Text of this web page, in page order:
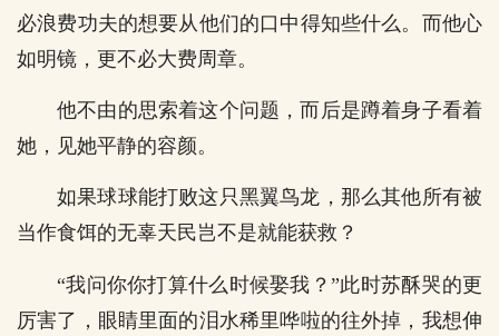
必浪费功夫的想要从他们的口中得知些什么。而他心
如明镜，更不必大费周章。
他不由的思索着这个问题，而后是蹲着身子看着
她，见她平静的容颜。
如果球球能打败这只黑翼鸟龙，那么其他所有被
当作食饵的无辜天民岂不是就能获救？
“我问你你打算什么时候娶我？”此时苏酥哭的更
厉害了，眼睛里面的泪水稀里哗啦的往外掉，我想伸